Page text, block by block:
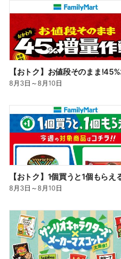
8月3日 ～8月10日
8月3日 ～8月10日